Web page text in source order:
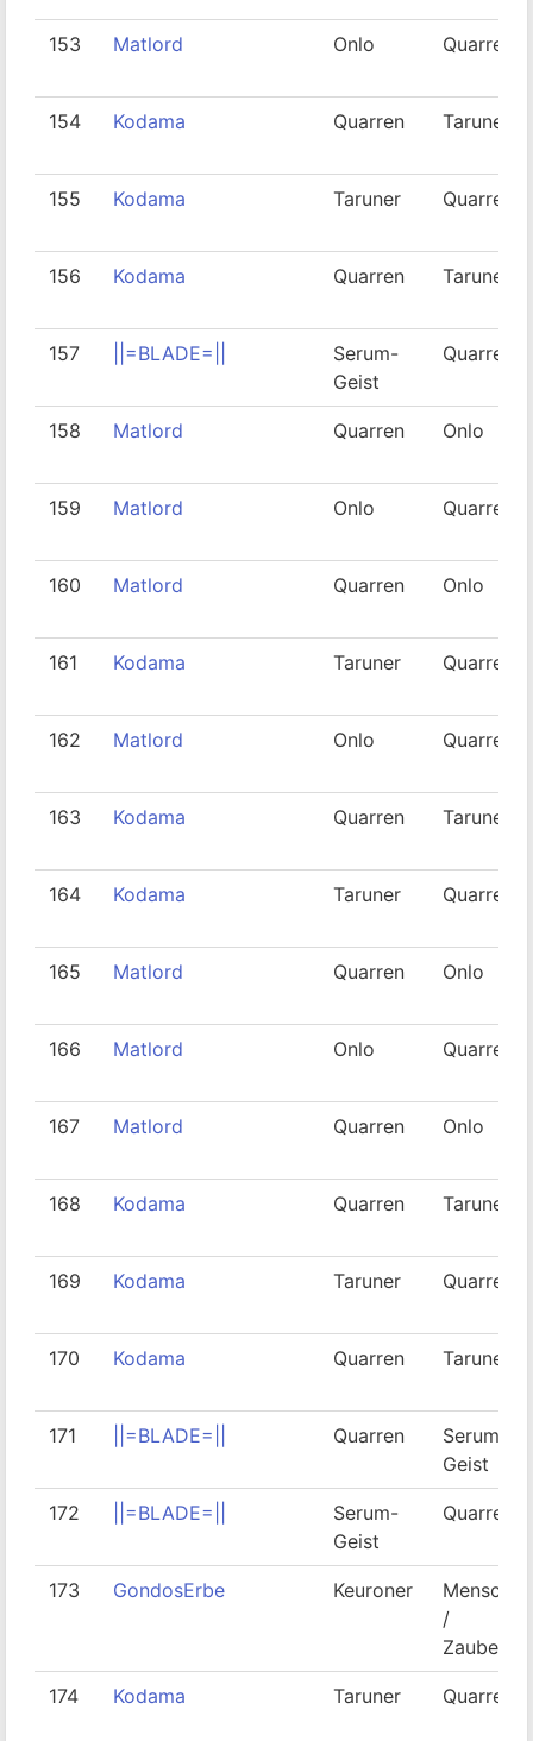
153 Matlord Onlo Quarren
154 Kodama Quarren Taruner
155 Kodama Taruner Quarren
156 Kodama Quarren Taruner
157 ||=BLADE=||
Serum-
Geist
Quarren
158 Matlord Quarren Onlo
159 Matlord Onlo Quarren
160 Matlord Quarren Onlo
161 Kodama Taruner Quarren
162 Matlord Onlo Quarren
163 Kodama Quarren Taruner
164 Kodama Taruner Quarren
165 Matlord Quarren Onlo
166 Matlord Onlo Quarren
167 Matlord Quarren Onlo
168 Kodama Quarren Taruner
169 Kodama Taruner Quarren
170 Kodama Quarren Taruner
171 ||=BLADE=|| Quarren
Serum-
Geist
172 ||=BLADE=||
Serum-
Geist
Quarren
173 GondosErbe Keuroner
Mensch
/
Zauberer
174 Kodama Taruner Quarren